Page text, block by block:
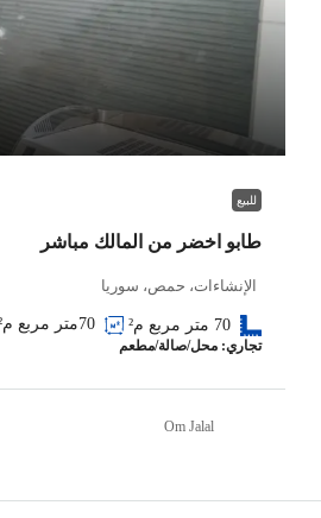
للبيع
طابو اخضر من المالك مباشر
الإنشاءات، حمص، سوريا
70 متر مربع م² 70متر مربع م²
تجاري: محل/صالة/مطعم
Om Jalal